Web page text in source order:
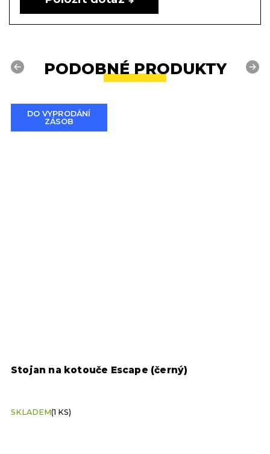
PODOBNÉ PRODUKTY
Previous
DO VYPRODÁNÍ
ZÁSOB
Stojan na kotouče Escape (černý)
SKLADEM(1 KS)
Next